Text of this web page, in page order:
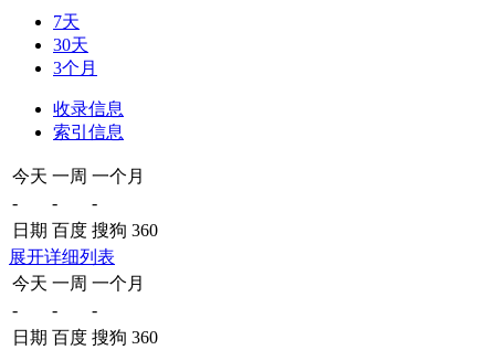
7天
30天
3个月
收录信息
索引信息
今天 一周 一个月
-
-
-
日期 百度 搜狗 360
展开详细列表
今天 一周 一个月
-
-
-
日期 百度 搜狗 360